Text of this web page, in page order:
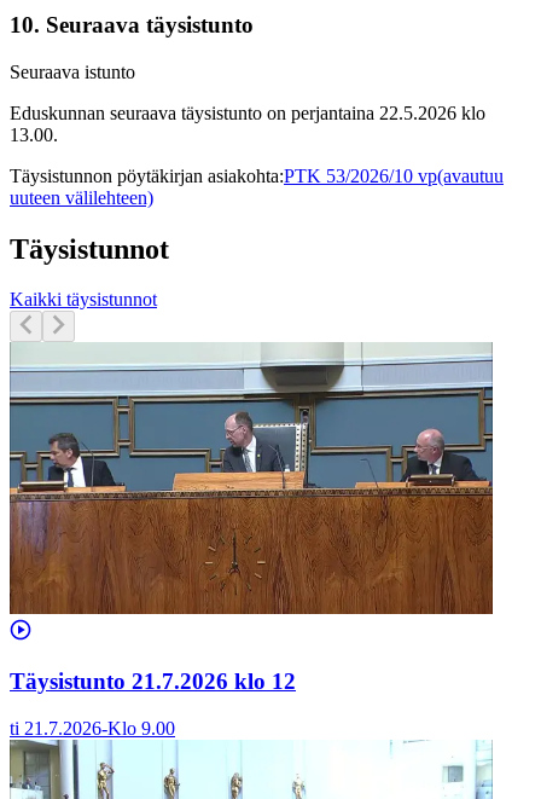
10. Seuraava täysistunto
Seuraava istunto
Eduskunnan seuraava täysistunto on perjantaina 22.5.2026 klo
13.00.
Täysistunnon pöytäkirjan asiakohta:PTK 53/2026/10 vp(avautuu
uuteen välilehteen)
Täysistunnot
Kaikki täysistunnot
Täysistunto 21.7.2026 klo 12
ti 21.7.2026-Klo 9.00